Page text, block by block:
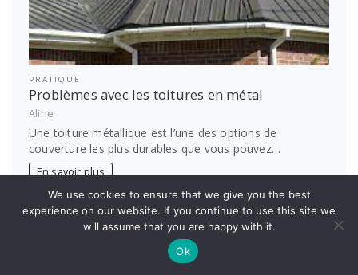
PRATIQUE
Problèmes avec les toitures en métal
Aline
Une toiture métallique est l’une des options de
couverture les plus durables que vous pouvez…
En savoir plus
Page:
1 2 … 106
Next
»
We use cookies to ensure that we give you the best
experience on our website. If you continue to use this site we
will assume that you are happy with it.
Ok